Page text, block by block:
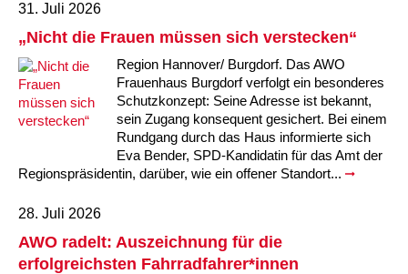
31. Juli 2026
„Nicht die Frauen müssen sich verstecken“
Region Hannover/ Burgdorf. Das AWO
Frauenhaus Burgdorf verfolgt ein besonderes
Schutzkonzept: Seine Adresse ist bekannt,
sein Zugang konsequent gesichert. Bei einem
Rundgang durch das Haus informierte sich
Eva Bender, SPD-Kandidatin für das Amt der
Regionspräsidentin, darüber, wie ein offener Standort...
28. Juli 2026
AWO radelt: Auszeichnung für die
erfolgreichsten Fahrradfahrer*innen